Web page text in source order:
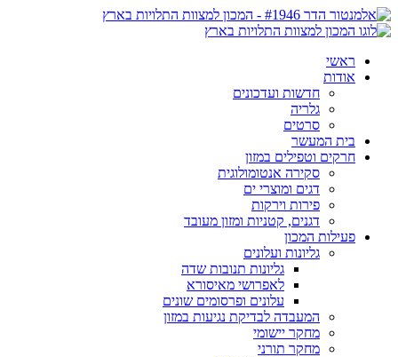
ראשי
אודות
חדשות ועדכונים
גלריה
סרטים
בית המעשר
חרקים וטפילים במזון
סקירה אנטומולוגית
דגים ומוצרי ים
פירות וירקות
דגנים, קטניות ומזון מעובד
פעילות המכון
גליונות ועלונים
גליונות תנובות שדה
לאפרושי מאיסורא
עלונים ופרסומים שונים
המעבדה לבדיקת נגיעות במזון
מחקר יישומי
מחקר תורני